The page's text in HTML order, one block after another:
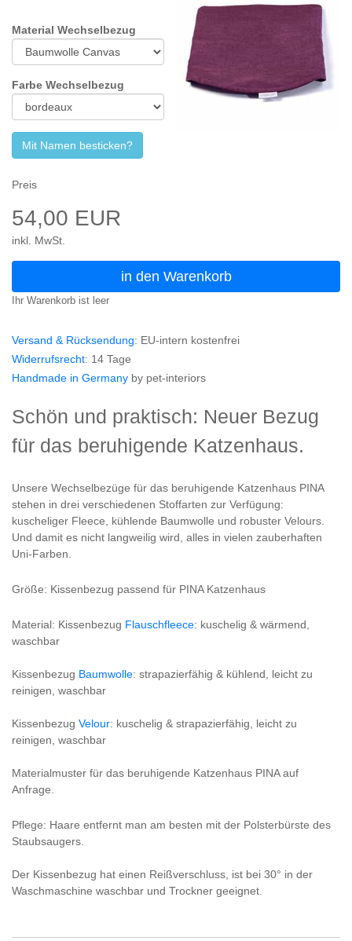
Material Wechselbezug
Farbe Wechselbezug
Mit Namen besticken?
Preis
54,00 EUR
inkl. MwSt.
in den Warenkorb
Ihr Warenkorb ist leer
Versand & Rücksendung: EU-intern kostenfrei
Widerrufsrecht: 14 Tage
Handmade in Germany by pet-interiors
Schön und praktisch: Neuer Bezug
für das beruhigende Katzenhaus.
Unsere Wechselbezüge für das beruhigende Katzenhaus PINA
stehen in drei verschiedenen Stoffarten zur Verfügung:
kuscheliger Fleece, kühlende Baumwolle und robuster Velours.
Und damit es nicht langweilig wird, alles in vielen zauberhaften
Uni-Farben.
Größe: Kissenbezug passend für PINA Katzenhaus
Material: Kissenbezug Flauschfleece: kuschelig & wärmend,
waschbar
Kissenbezug Baumwolle: strapazierfähig & kühlend, leicht zu
reinigen, waschbar
Kissenbezug Velour: kuschelig & strapazierfähig, leicht zu
reinigen, waschbar
Materialmuster für das beruhigende Katzenhaus PINA auf
Anfrage.
Pflege: Haare entfernt man am besten mit der Polsterbürste des
Staubsaugers.
Der Kissenbezug hat einen Reißverschluss, ist bei 30° in der
Waschmaschine waschbar und Trockner geeignet.